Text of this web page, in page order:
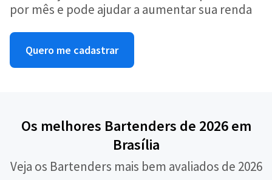
por mês e pode ajudar a aumentar sua renda
Quero me cadastrar
Os melhores Bartenders de 2026 em
Brasília
Veja os Bartenders mais bem avaliados de 2026